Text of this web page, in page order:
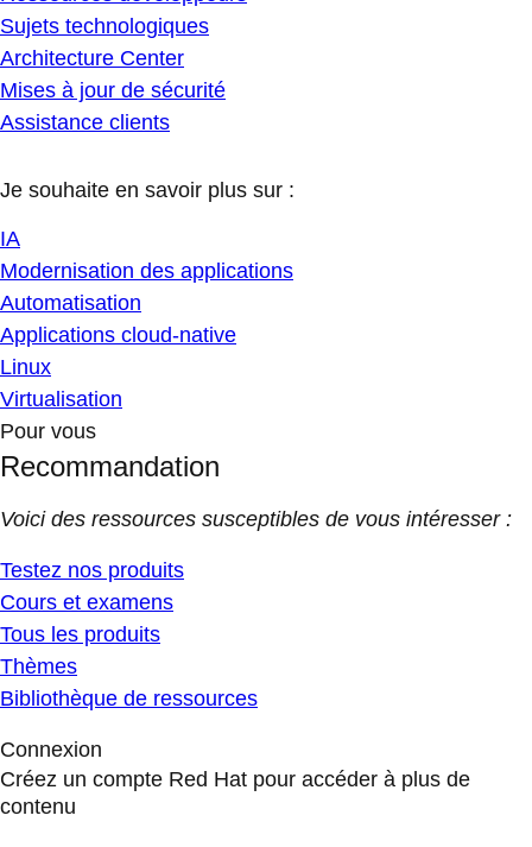
Sujets technologiques
Architecture Center
Mises à jour de sécurité
Assistance clients
Je souhaite en savoir plus sur :
IA
Modernisation des applications
Automatisation
Applications cloud-native
Linux
Virtualisation
Pour vous
Recommandation
Voici des ressources susceptibles de vous intéresser :
Testez nos produits
Cours et examens
Tous les produits
Thèmes
Bibliothèque de ressources
Connexion
Créez un compte Red Hat pour accéder à plus de
contenu